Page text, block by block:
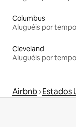
Columbus
Aluguéis por
Cleveland
Aluguéis por
Airbnb Estados